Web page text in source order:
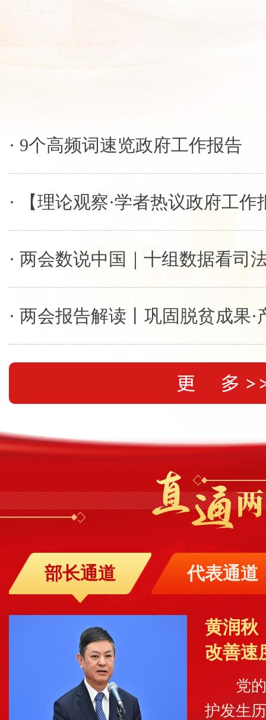
· 9个高频词速览政府工作报告
· 两会数说中国｜十组数据看司
部长通道 代表通道
黄润秋
改善速
党
护发生